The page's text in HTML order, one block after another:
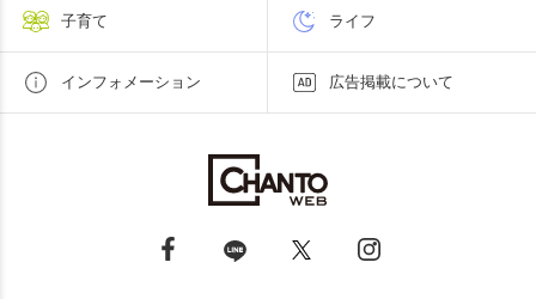
子育て ライフ
インフォメーション 広告掲載について